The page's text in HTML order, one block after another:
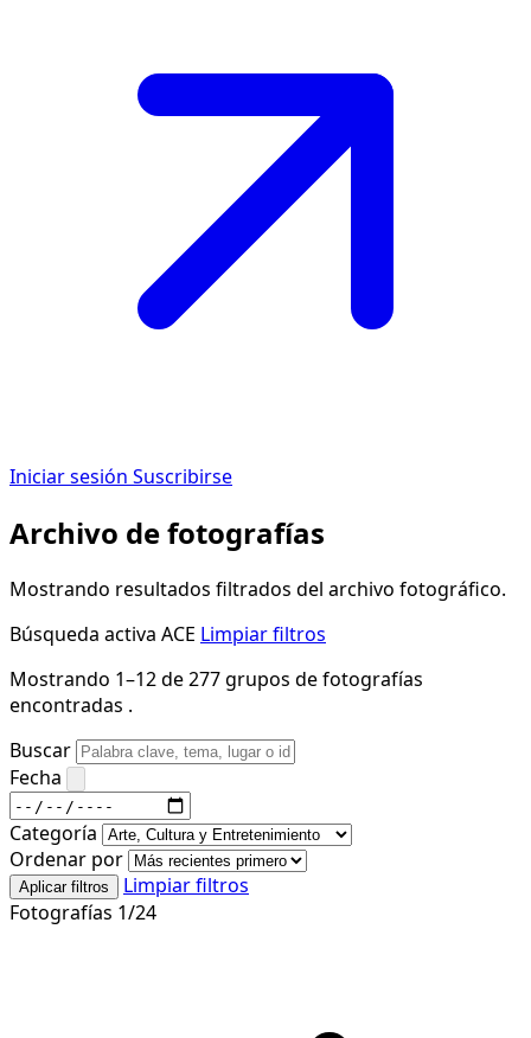
Iniciar sesión Suscribirse
Archivo de fotografías
Mostrando resultados filtrados del archivo fotográfico.
Búsqueda activa ACE Limpiar filtros
Mostrando 1–12 de 277 grupos de fotografías
encontradas .
Buscar
Fecha
Categoría
Ordenar por
Aplicar filtros
Limpiar filtros
Fotografías 1/24